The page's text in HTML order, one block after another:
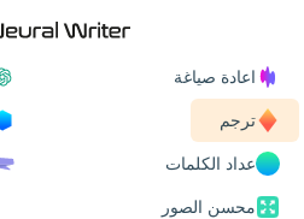
اعادة صياغة
ترجم
عداد الكلمات
محسن الصور